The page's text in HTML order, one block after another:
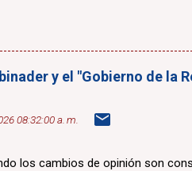
y el "Gobierno de la
08:32:00 a. m.
los cambios de opinión son